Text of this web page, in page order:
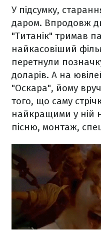
У підсумку,
даром. Впродовж
"Титанік" тримав
найкасовіший
перетнули
доларів. А на
"Оскара", йому
того, що саму
найкращими у ній
пісню, монтаж,